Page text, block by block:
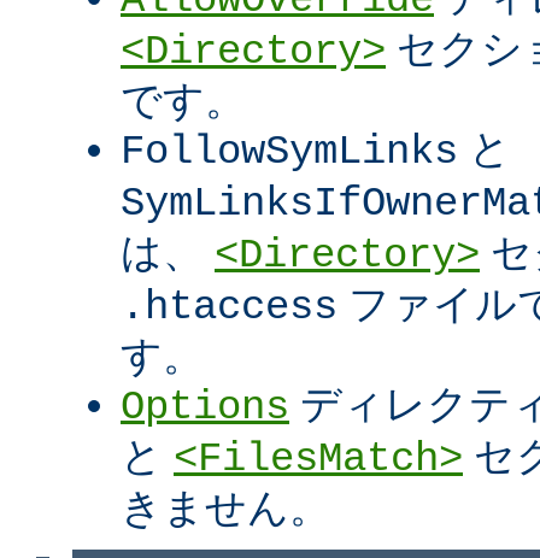
<Directory> セクシ
です。
FollowSymLinks と
は、 <Directory>
.htaccess ファイル
す。
Options ディレクテ
と <FilesMatch> セ
きません。